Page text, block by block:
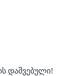
დაშვებული!